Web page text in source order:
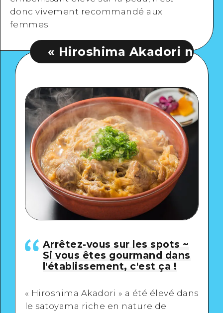
donc vivement recommandé aux
femmes
Hiroshima Akadori no
Arrêtez-vous sur les spots ~
Si vous êtes gourmand dans
l'établissement, c'est ça !
« Hiroshima Akadori » a été élevé dans
le satoyama riche en nature de